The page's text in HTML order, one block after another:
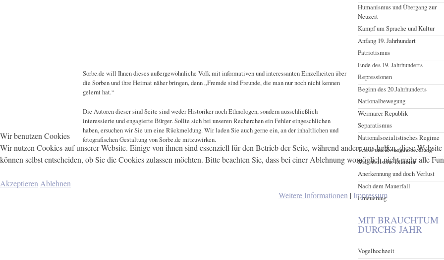
Sorbe.de will Ihnen dieses außergewöhnliche Volk mit informativen und interessanten Einzelheiten über
die Sorben und ihre Heimat näher bringen, denn „Fremde sind Freunde, die man nur noch nicht kennen
gelernt hat.“
Die Autoren dieser sind Seite sind weder Historiker noch Ethnologen, sondern ausschließlich
interessierte und engagierte Bürger. Sollte sich bei unseren Recherchen ein Fehler eingeschlichen
haben, ersuchen wir Sie um eine Rückmeldung. Wir laden Sie auch gerne ein, an der inhaltlichen und
fotografischen Gestaltung von Sorbe.de mitzuwirken.
Humanismus und Übergang zur
Neuzeit
Kampf um Sprache und Kultur
Anfang 19. Jahrhundert
Patriotismus
Ende des 19. Jahrhunderts
Repressionen
Beginn des 20.Jahrhunderts
Nationalbewegung
Weimarer Republik
Separatismus
Nationalsozialistisches Regime
Terror und Zwangaussiedlung
Stalinistische Diktatur
Anerkennung und doch Verlust
Nach dem Mauerfall
Erneuerung
MIT BRAUCHTUM
DURCHS JAHR
Vogelhochzeit
Wir benutzen Cookies
Wir nutzen Cookies auf unserer Website. Einige von ihnen sind essenziell für den Betrieb der Seite, während andere uns helfen, diese
können selbst entscheiden, ob Sie die Cookies zulassen möchten. Bitte beachten Sie, dass bei einer Ablehnung womöglich nicht mehr alle
Akzeptieren Ablehnen
Weitere Informationen | Impressum